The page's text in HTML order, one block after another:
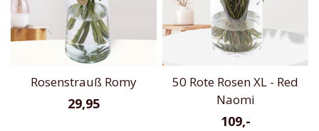
Rosenstrauß Romy
29,95
50 Rote Rosen XL - Red
Naomi
109,-